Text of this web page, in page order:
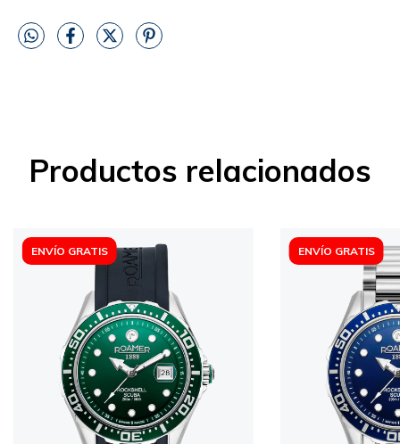
Productos relacionados
ENVÍO GRATIS ENVÍO GRATIS